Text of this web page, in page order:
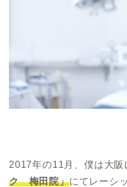
2017年の11月 、僕は大
ク 梅田院」にてレーシ